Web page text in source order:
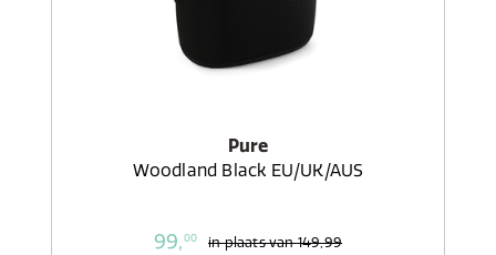
Pure
Woodland Black EU/UK/AUS
99,00 in plaats van149,99